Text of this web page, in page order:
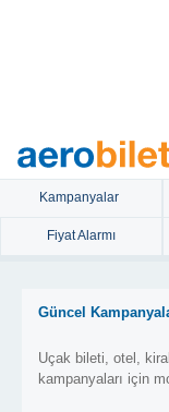
Kampanyalar
Fiyat Alarmı
Güncel
Uçak bileti, otel,
kampanyaları için